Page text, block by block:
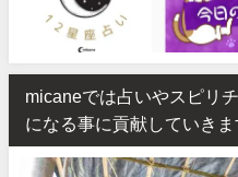
micaneでは占いやスピリ
になる事に貢献していきま